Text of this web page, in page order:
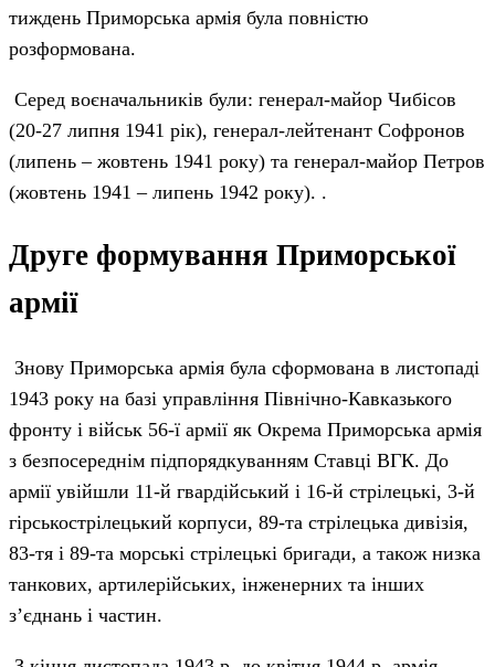
тиждень Приморська армія була повністю
розформована.
Серед воєначальників були: генерал-майор Чибісов
(20-27 липня 1941 рік), генерал-лейтенант Софронов
(липень – жовтень 1941 року) та генерал-майор Петров
(жовтень 1941 – липень 1942 року). .
Друге формування Приморської
армії
Знову Приморська армія була сформована в листопаді
1943 року на базі управління Північно-Кавказького
фронту і військ 56-ї армії як Окрема Приморська армія
з безпосереднім підпорядкуванням Ставці ВГК. До
армії увійшли 11-й гвардійський і 16-й стрілецькі, 3-й
гірськострілецький корпуси, 89-та стрілецька дивізія,
83-тя і 89-та морські стрілецькі бригади, а також низка
танкових, артилерійських, інженерних та інших
з’єднань і частин.